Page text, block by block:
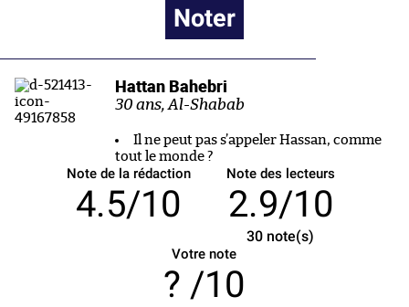
Noter
Hattan Bahebri
30 ans, Al-Shabab
Il ne peut pas s’appeler Hassan, comme
tout le monde ?
Note de la rédaction
4.5/10
Note des lecteurs
2.9/10
30 note(s)
Votre note
/10